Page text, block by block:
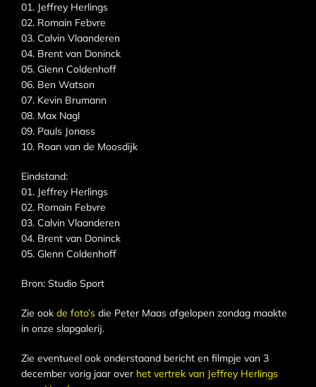
01. Jeffrey Herlings
02. Romain Febvre
03. Calvin Vlaanderen
04. Brent van Doninck
05. Glenn Coldenhoff
06. Ben Watson
07. Kevin Brumann
08. Max Nagl
09. Pauls Jonass
10. Roan van de Moosdijk
Eindstand:
01. Jeffrey Herlings
02. Romain Febvre
03. Calvin Vlaanderen
04. Brent van Doninck
05. Glenn Coldenhoff
Bron: Studio Sport
Zie ook de foto’s die Peter Maas afgelopen zondag maakte
in onze slapgalerij.
Zie eventueel ook onderstaand bericht en filmpje van 3
december vorig jaar over het vertrek van Jeffrey Herlings